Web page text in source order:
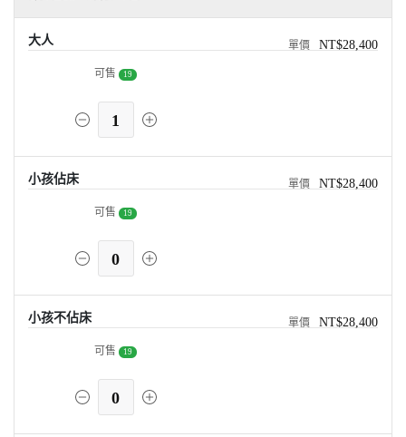
大人 NT$28,400
可售 19
1
小孩佔床 NT$28,400
可售 19
0
小孩不佔床 NT$28,400
可售 19
0